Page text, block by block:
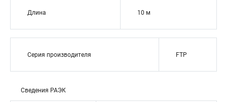
Длина 10 м
Серия производителя FTP
Сведения РАЭК